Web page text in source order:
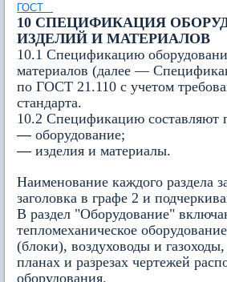
ГОСТ
10 СПЕЦИФИКАЦИЯ
ИЗДЕЛИЙ И МАТЕРИАЛОВ
10.1 Спецификацию
материалов (далее —
по ГОСТ 21.110 с учетом
стандарта.
10.2 Спецификацию составляют
— оборудование;
— изделия и материалы.
Наименование каждого раздела
заголовка в графе 2 и
В раздел "Оборудование"
тепломеханическое
(блоки), воздуховоды и
планах и разрезах чертежей
оборудования.